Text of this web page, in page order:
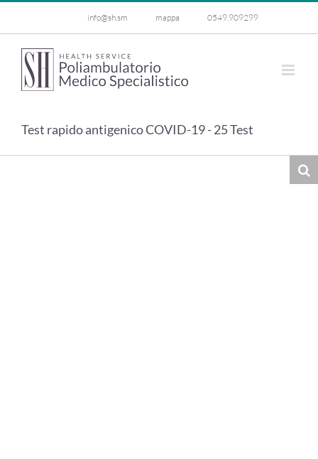
info@sh.sm mappa 0549.909299
Test rapido antigenico COVID-19 - 25 Test